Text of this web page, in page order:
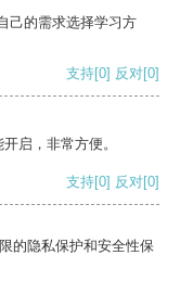
己的需求选择学习方
支持[0] 反对[0]
启，非常方便。
支持[0] 反对[0]
的隐私保护和安全性保